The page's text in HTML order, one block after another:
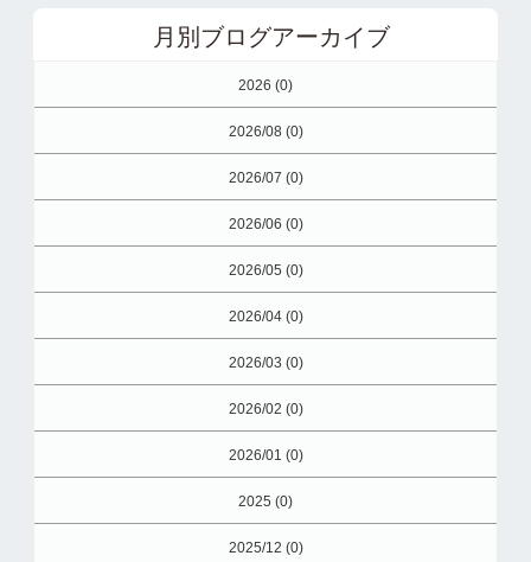
月別ブログアーカイブ
2026 (0)
2026/08 (0)
2026/07 (0)
2026/06 (0)
2026/05 (0)
2026/04 (0)
2026/03 (0)
2026/02 (0)
2026/01 (0)
2025 (0)
2025/12 (0)